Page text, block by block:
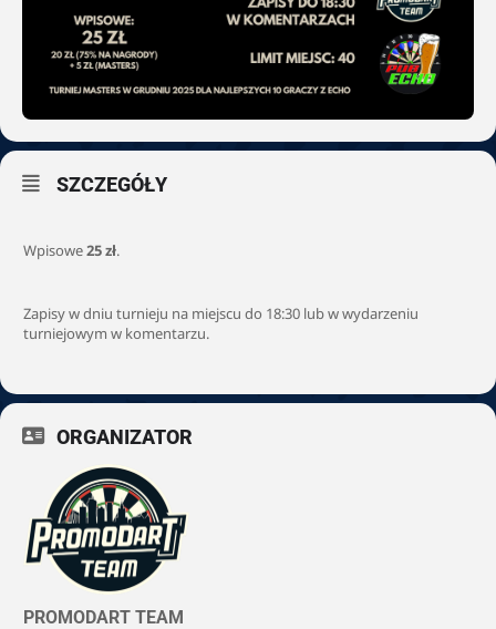
SZCZEGÓŁY
Wpisowe25 zł.
Zapisy w dniu turnieju na miejscu do 18:30 lub w wydarzeniu
turniejowym w komentarzu.
ORGANIZATOR
PROMODART TEAM